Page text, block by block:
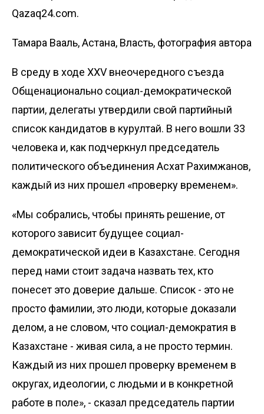
Qazaq24.com.
Тамара Вааль, Астана, Власть, фотография автора
В среду в ходе XXV внеочередного съезда
Общенационально социал-демократической
партии, делегаты утвердили свой партийный
список кандидатов в курултай. В него вошли 33
человека и, как подчеркнул председатель
политического объединения Асхат Рахимжанов,
каждый из них прошел «проверку временем».
«Мы собрались, чтобы принять решение, от
которого зависит будущее социал-
демократической идеи в Казахстане. Сегодня
перед нами стоит задача назвать тех, кто
понесет это доверие дальше. Список - это не
просто фамилии, это люди, которые доказали
делом, а не словом, что социал-демократия в
Казахстане - живая сила, а не просто термин.
Каждый из них прошел проверку временем в
округах, идеологии, с людьми и в конкретной
работе в поле», - сказал председатель партии